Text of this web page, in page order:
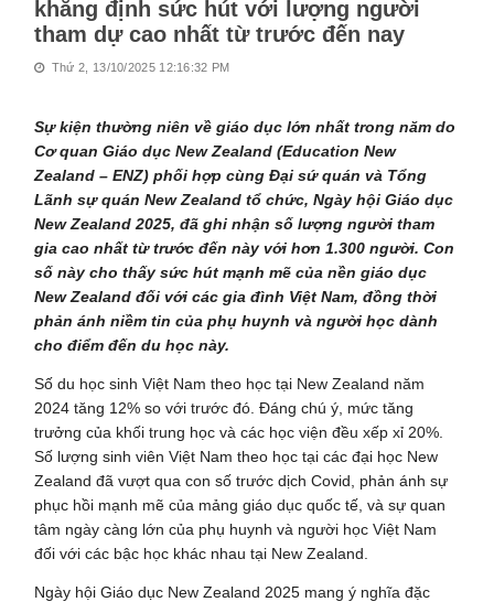
khẳng định sức hút với lượng người
tham dự cao nhất từ trước đến nay
Thứ 2, 13/10/2025 12:16:32 PM
Sự kiện thường niên về giáo dục lớn nhất trong năm do
Cơ quan Giáo dục New Zealand (Education New
Zealand – ENZ) phối hợp cùng Đại sứ quán và Tổng
Lãnh sự quán New Zealand tổ chức, Ngày hội Giáo dục
New Zealand 2025, đã ghi nhận số lượng người tham
gia cao nhất từ trước đến này với hơn 1.300 người. Con
số này cho thấy sức hút mạnh mẽ của nền giáo dục
New Zealand đối với các gia đình Việt Nam, đồng thời
phản ánh niềm tin của phụ huynh và người học dành
cho điểm đến du học này.
Số du học sinh Việt Nam theo học tại New Zealand năm
2024 tăng 12% so với trước đó. Đáng chú ý, mức tăng
trưởng của khối trung học và các học viện đều xếp xỉ 20%.
Số lượng sinh viên Việt Nam theo học tại các đại học New
Zealand đã vượt qua con số trước dịch Covid, phản ánh sự
phục hồi mạnh mẽ của mảng giáo dục quốc tế, và sự quan
tâm ngày càng lớn của phụ huynh và người học Việt Nam
đối với các bậc học khác nhau tại New Zealand.
Ngày hội Giáo dục New Zealand 2025 mang ý nghĩa đặc